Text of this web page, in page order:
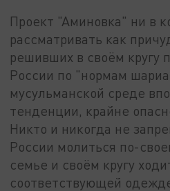
Проект "Аминовка" ни в
рассматривать как
решивших в своём кругу
России по "нормам
мусульманской среде
тенденции, крайне
Никто и никогда не
России молиться по-
семье и своём кругу
соответствующей